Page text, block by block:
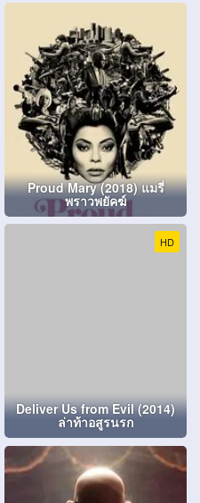
Proud Mary (2018) แมรี่
พราวพยัคฆ์
HD
Deliver Us from Evil (2014)
ล่าท้าอสูรนรก